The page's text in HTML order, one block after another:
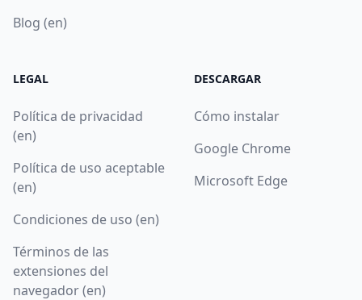
Blog (en)
LEGAL
Política de privacidad
(en)
Política de uso aceptable
(en)
Condiciones de uso (en)
Términos de las
extensiones del
navegador (en)
DESCARGAR
Cómo instalar
Google Chrome
Microsoft Edge